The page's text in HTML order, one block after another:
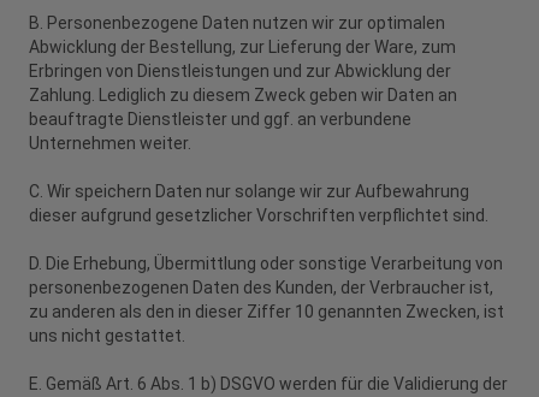
B. Personenbezogene Daten nutzen wir zur optimalen
Abwicklung der Bestellung, zur Lieferung der Ware, zum
Erbringen von Dienstleistungen und zur Abwicklung der
Zahlung. Lediglich zu diesem Zweck geben wir Daten an
beauftragte Dienstleister und ggf. an verbundene
Unternehmen weiter.
C. Wir speichern Daten nur solange wir zur Aufbewahrung
dieser aufgrund gesetzlicher Vorschriften verpflichtet sind.
D. Die Erhebung, Übermittlung oder sonstige Verarbeitung von
personenbezogenen Daten des Kunden, der Verbraucher ist,
zu anderen als den in dieser Ziffer 10 genannten Zwecken, ist
uns nicht gestattet.
E. Gemäß Art. 6 Abs. 1 b) DSGVO werden für die Validierung der